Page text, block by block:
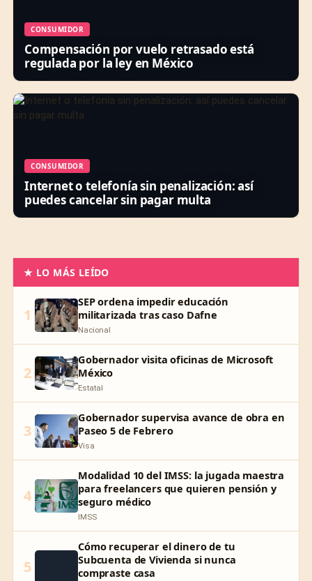
CONSUMIDOR
Compensación por vuelo retrasado está
regulada por la ley en México
CONSUMIDOR
Internet o telefonía sin penalización: así
puedes cancelar sin pagar multa
★ LO MÁS LEÍDO
1
SEP ordena impedir educación
militarizada tras caso Dafne
Nacional
2
Gobernador visita oficinas de Microsoft
México
Estatal
3
Gobernador supervisa avance de obra en
Paseo 5 de Febrero
Visa
4
Modalidad 10 del IMSS: la jugada maestra
para freelancers que quieren pensión y
seguro médico
IMSS
5
Cómo recuperar el dinero de tu
Subcuenta de Vivienda si nunca
compraste casa